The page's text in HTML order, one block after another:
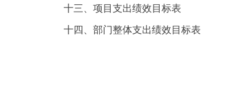
十三、项目支出绩效目标表
十四、部门整体支出绩效目标表